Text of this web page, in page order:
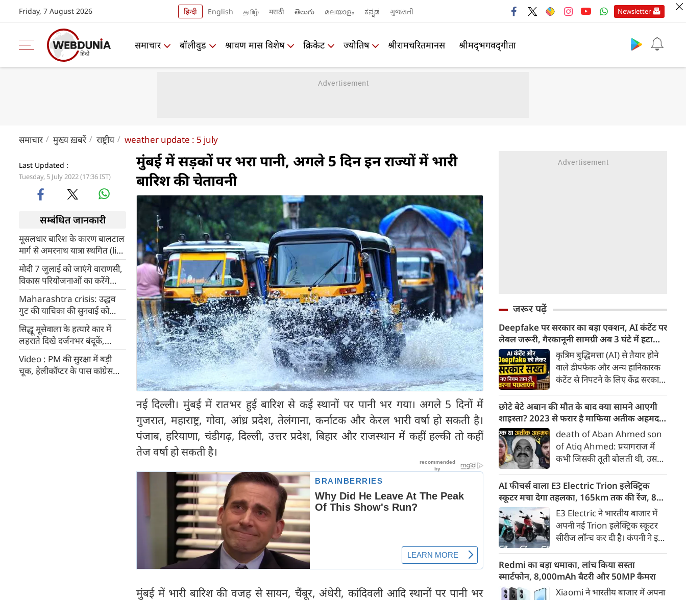
Friday, 7 August 2026 हिन्दी English தமிழ் मराठी తెలుగు മലയാളം ಕನ್ನಡ ગુજરાતી Newsletter
समाचार बॉलीवुड श्रावण मास विशेष क्रिकेट ज्योतिष श्रीरामचरितमानस श्रीमद्‍भगवद्‍गीता
समाचार मुख्य ख़बरें राष्ट्रीय weather update : 5 july
Last Updated :
Tuesday, 5 July 2022 (17:36 IST)
सम्बंधित जानकारी
मूसलधार बारिश के कारण बालटाल
मार्ग से अमरनाथ यात्रा स्थगित (live
Updates)
मोदी 7 जुलाई को जाएंगे वाराणसी,
विकास परियोजनाओं का करेंगे
शिलान्यास
Maharashtra crisis: उद्धव
गुट की याचिका की सुनवाई को
तैयार सुप्रीम कोर्ट
सिद्धू मूसेवाला के हत्यारे कार में
लहराते दिखे दर्जनभर बंदूकें,
VIDEO आया सामने
Video : PM की सुरक्षा में बड़ी
चूक, हेलीकॉप्टर के पास कांग्रेस
मुंबई में सड़कों पर भरा पानी, अगले 5 दिन इन राज्यों में भारी
बारिश की चेतावनी
नई दिल्ली। मुंबई में रातभर हुई बारिश से कई स्थानों पर पानी भर गया। अगले 5 दिनों में
गुजरात, महाराष्ट्र, गोवा, आंध्र प्रदेश, तेलंगाना, कर्नाटक और केरल भारी वर्षा हो सकती है।
पंजाब, हरियाणा, चंडीगढ़, दिल्ली, उत्तर प्रदेश, बिहार और राजस्थान में कहीं हल्की तो कहीं
तेज वर्षा हो सकती है।
मुंबई में भारी बारिश की वजह से सायन, चैंबूर, अंधेरी, कांदिवली आदि स्थानों पर पानी भर
जरूर पढ़ें
Deepfake पर सरकार का बड़ा एक्शन, AI कंटेंट पर
लेबल जरूरी, गैरकानूनी सामग्री अब 3 घंटे में हटानी
होगी, नए नियम जान लें वरना पछताएंगे
कृत्रिम बुद्धिमत्ता (AI) से तैयार होने
वाले डीपफेक और अन्य हानिकारक
कंटेंट से निपटने के लिए केंद्र सरकार
किया है। सरकार ने AI से तैयार कंटेंट
पर स्पष्ट लेबल और पहचान योग्य
मेटाडेटा उपलब्ध कराना अनिवार्य
किया है। साथ ही, सरकारी या
न्यायालय के आदेश के आधार पर
गैरकानूनी जानकारी हटाने की
समयसीमा 36 घंटे से घटाकर 3 घंटे
कर दी गई है।
छोटे बेटे अबान की मौत के बाद क्या सामने आएगी
शाइस्ता? 2023 से फरार है माफिया अतीक अहमद
की पत्नी
death of Aban Ahmed son
of Atiq Ahmed: प्रयागराज में
कभी जिसकी तूती बोलती थी, उस
अहमद के कुनबे पर कानून और
किस्मत की दोहरी मार पड़ रही है।
जिस झांसी जिले में अप्रैल 2023 में
अतीक के एनकाउंटर में मारे गए बेटे
असद की सांसें थमी थीं, उसी झांसी में
अब उसके छोटे बेटे अबान की भीषण
सड़क दुर्घटना में जान चली गई है।
AI फीचर्स वाला E3 Electric Trion इलेक्ट्रिक
स्कूटर मचा देगा तहलका, 165km तक की रेंज, 8
साल की बैटरी वारंटी, कीमत जानेंगे तो हो जाएंगे
हैरान
E3 Electric ने भारतीय बाजार में
अपनी नई Trion इलेक्ट्रिक स्कूटर
सीरीज लॉन्च कर दी है। कंपनी ने इसे
पेश किया है। Trion की शुरुआती
कीमत 99,999 रुपए (एक्स-शोरूम,
बेंगलुरु) रखी गई है। फिलहाल इसकी
Redmi का बड़ा धमाका, लांच किया सस्ता
स्मार्टफोन, 8,000mAh बैटरी और 50MP कैमरा
Xiaomi ने भारतीय बाजार में अपना